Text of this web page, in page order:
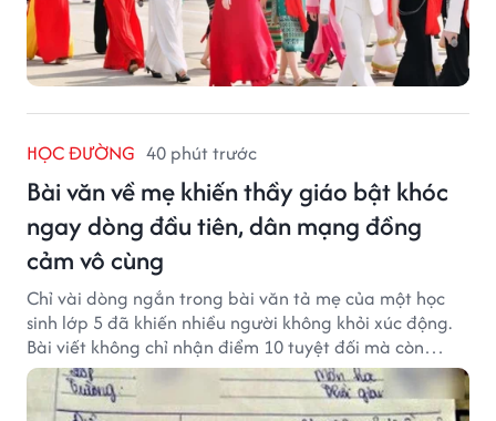
HỌC ĐƯỜNG 40 phút trước
Bài văn về mẹ khiến thầy giáo bật khóc
ngay dòng đầu tiên, dân mạng đồng
cảm vô cùng
Chỉ vài dòng ngắn trong bài văn tả mẹ của một học
sinh lớp 5 đã khiến nhiều người không khỏi xúc động.
Bài viết không chỉ nhận điểm 10 tuyệt đối mà còn
khiến thầy giáo nghẹn ngào viết lời phê: "Thầy đã
khóc khi đọc xong dòng đầu tiên."